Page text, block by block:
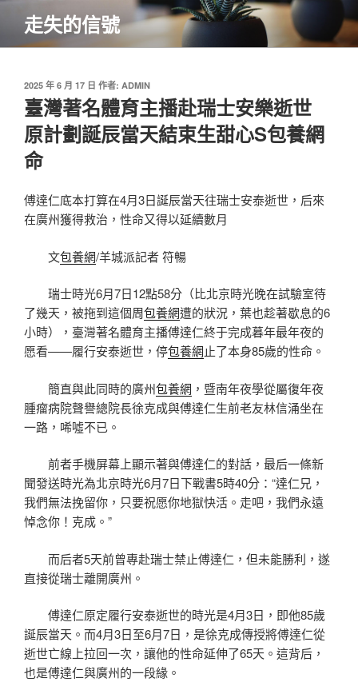
主
走失的信號
發
佈
於
2025 年 6 月 17 日 作者: ADMIN
臺灣著名體育主播赴瑞士安樂逝世
原計劃誕辰當天結束生甜心S包養網
命
傅達仁底本打算在4月3日誕辰當天往瑞士安泰逝世，后來
在廣州獲得救治，性命又得以延續數月
文包養網/羊城派記者 符暢
瑞士時光6月7日12點58分（比北京時光晚在試驗室待
了幾天，被拖到這個周包養網遭的狀況，葉也趁著歇息的6
小時），臺灣著名體育主播傅達仁終于完成暮年最年夜的
愿看——履行安泰逝世，停包養網止了本身85歲的性命。
簡直與此同時的廣州包養網 ，暨南年夜學從屬復年夜
腫瘤病院聲譽總院長徐克成與傅達仁生前老友林信涌坐在
一路，唏噓不已。
前者手機屏幕上顯示著與傅達仁的對話，最后一條新
聞發送時光為北京時光6月7日下戰書5時40分：“達仁兄，
我們無法挽留你，只要祝愿你地獄快活。走吧，我們永遠
悼念你！克成。”
而后者5天前曾專赴瑞士禁止傅達仁，但未能勝利，遂
直接從瑞士離開廣州。
傅達仁原定履行安泰逝世的時光是4月3日，即他85歲
誕辰當天。而4月3日至6月7日，是徐克成傳授將傅達仁從
逝世亡線上拉回一次，讓他的性命延伸了65天。這背后，
也是傅達仁與廣州的一段緣。